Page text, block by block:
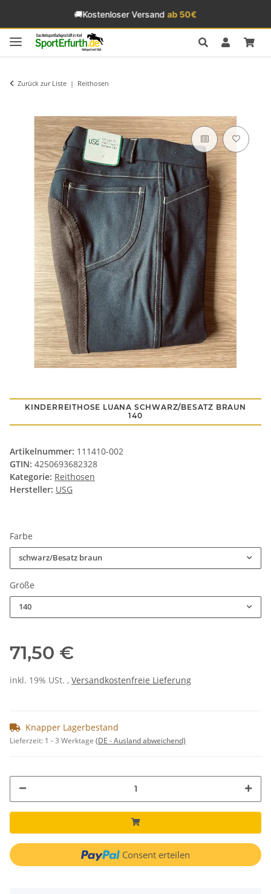
🚚Kostenloser Versandab 50€
Zurück zur Liste Reithosen
KINDERREITHOSE LUANA SCHWARZ/BESATZ BRAUN
140
Artikelnummer: 111410-002
GTIN: 4250693682328
Kategorie: Reithosen
Hersteller: USG
Farbe
schwarz/Besatz braun
Größe
140
71,50 €
inkl. 19% USt. , Versandkostenfreie Lieferung
Knapper Lagerbestand
Lieferzeit: 1 - 3 Werktage (DE - Ausland abweichend)
Consent erteilen